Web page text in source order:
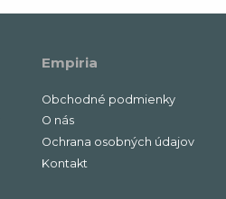
Empiria
Obchodné podmienky
O nás
Ochrana osobných údajov
Kontakt